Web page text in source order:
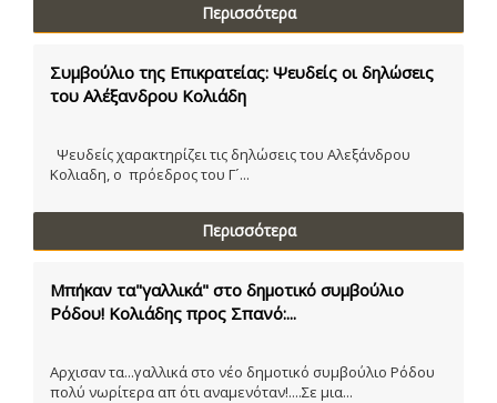
Περισσότερα
Συμβούλιο της Επικρατείας: Ψευδείς οι δηλώσεις
του Αλέξανδρου Κολιάδη
Ψευδείς χαρακτηρίζει τις δηλώσεις του Αλεξάνδρου
Κολιαδη, ο πρόεδρος του Γ´...
Περισσότερα
Μπήκαν τα"γαλλικά" στο δημοτικό συμβούλιο
Ρόδου! Κολιάδης προς Σπανό:...
Αρχισαν τα...γαλλικά στο νέο δημοτικό συμβούλιο Ρόδου
πολύ νωρίτερα απ ότι αναμενόταν!....Σε μια...